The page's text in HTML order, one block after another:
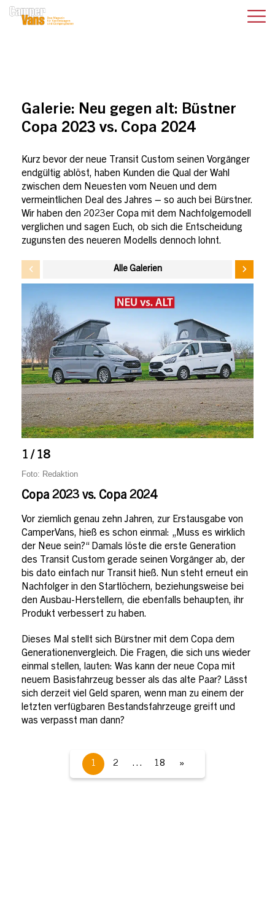
Galerie: Neu gegen alt: Büstner
Copa 2023 vs. Copa 2024
Kurz bevor der neue Transit Custom seinen Vorgänger
endgültig ablöst, haben Kunden die Qual der Wahl
zwischen dem Neuesten vom Neuen und dem
vermeintlichen Deal des Jahres – so auch bei Bürstner.
Wir haben den 2023er Copa mit dem Nachfolgemodell
verglichen und sagen Euch, ob sich die Entscheidung
zugunsten des neueren Modells dennoch lohnt.
Alle Galerien
1 / 18
Foto: Redaktion
Copa 2023 vs. Copa 2024
Vor ziemlich genau zehn Jahren, zur Erstausgabe von
CamperVans, hieß es schon einmal: „Muss es wirklich
der Neue sein?“ Damals löste die erste Generation
des Transit Custom gerade seinen Vorgänger ab, der
bis dato einfach nur Transit hieß. Nun steht erneut ein
Nachfolger in den Startlöchern, beziehungsweise bei
den Ausbau-Herstellern, die ebenfalls behaupten, ihr
Produkt verbessert zu haben.
Dieses Mal stellt sich Bürstner mit dem Copa dem
Generationenvergleich. Die Fragen, die sich uns wieder
einmal stellen, lauten: Was kann der neue Copa mit
neuem Basisfahrzeug besser als das alte Paar? Lässt
sich derzeit viel Geld sparen, wenn man zu einem der
letzten verfügbaren Bestandsfahrzeuge greift und
was verpasst man dann?
1 2 … 18 »